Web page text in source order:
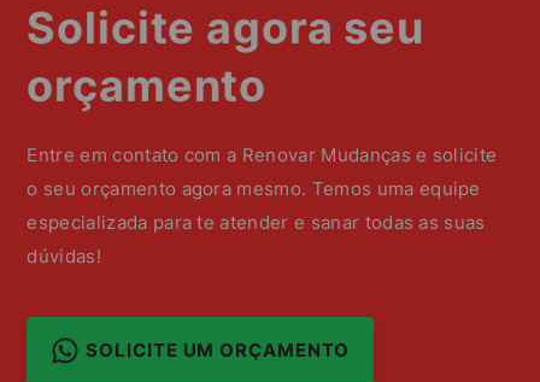
Solicite agora seu
orçamento
Entre em contato com a Renovar Mudanças e solicite
o seu orçamento agora mesmo. Temos uma equipe
especializada para te atender e sanar todas as suas
dúvidas!
SOLICITE UM ORÇAMENTO